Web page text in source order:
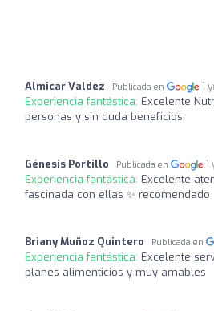
Almicar Valdez Publicada en 1
Experiencia fantástica: Excelente
personas y sin duda beneficios
Génesis Portillo Publicada en 1
Experiencia fantástica: Excelente
fascinada con ellas ✨ recomendado
Briany Muñoz Quintero Publicada en
Experiencia fantástica: Excelente
planes alimenticios y muy amables